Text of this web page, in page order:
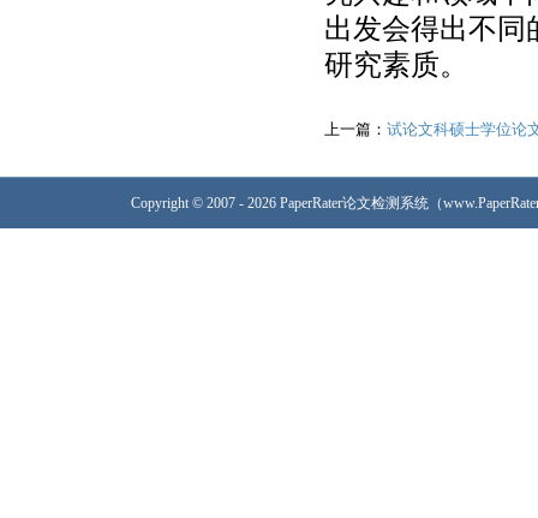
出发会得出不同
研究素质。
上一篇： 试论文科硕士学位论
Copyright © 2007 - 2026 PaperRater论文检测系统（